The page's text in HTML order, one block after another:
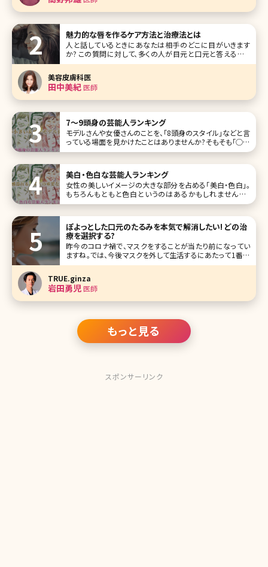
魅力的な唇を作るケア方法と治療法とは
人と話しているときにあなたは相手のどこに目がいきます
か? この質問に対して、多くの人が目元と口元と答えるそう
です。そして目元と口元の印象で相手が若々しく見えるのか、
それとも老けているように見えるのかを感じとるようです。 そ
れなのにもかかわらず、顔のスキンケアは念入りに行ってい
るのに、唇の
美容皮膚科医
田中美紀医師
7〜9頭身の芸能人ランキング
モデルさんや女優さんのことを、「8頭身のスタイル」などと言
っている場面を見かけたことはありませんか?そもそも「◯頭
身」とは、顔の大きさと身長のバランスを表したもので、丸に
8頭身に近
美白・色白な芸能人ランキング
女性の美しいイメージの大きな部分を占める「美白・色白」。
もちろんもともと色白というのはあるかもしれませんが、
日々のスキンケアの努力で変わってくる面も。今回は美白・色
女優、モデル、歌手などジャンルはさまざまです。 第1位早見
あかり
ぽよっとした口元のたるみを本気で解消したい! どの治
療を選択する?
昨今のコロナ禍で、マスクをすることが当たり前になってい
ますね。では、今後マスクを外して生活するにあたって1番気
になるのは目の下からフェイスラインまでの中顔面及び下
まれている方が多いです。ダイエットで改善すると思っても効
果がなかったり、そればかり
TRUE.ginza
岩田勇児医師
もっと見る
スポンサーリンク